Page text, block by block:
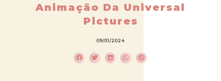
Animação Da Universal
Pictures
09/01/2024